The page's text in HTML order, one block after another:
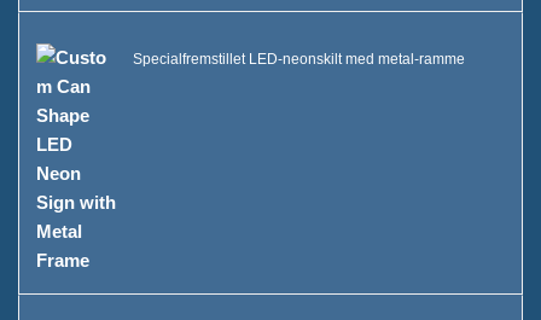
Specialfremstillet LED-neonskilt med metal-ramme